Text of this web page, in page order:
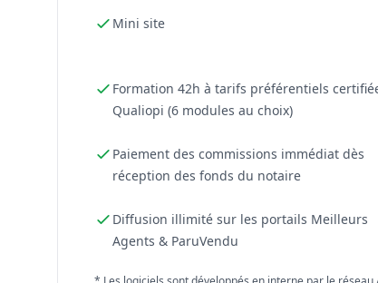
Mini site
Formation 42h à tarifs préférentiels
Qualiopi (6 modules au choix)
Paiement des commissions immédiat dès
réception des fonds du notaire
Diffusion illimité sur les portails Meilleurs
Agents & ParuVendu